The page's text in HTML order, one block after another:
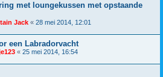
met loungekussen met opstaande
Jack « 28 mei 2014, 12:01
een Labradorvacht
« 25 mei 2014, 16:54